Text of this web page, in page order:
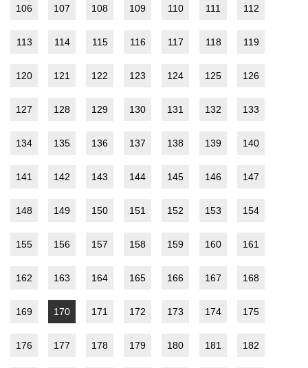
106 107 108 109 110 111 112
113 114 115 116 117 118 119
120 121 122 123 124 125 126
127 128 129 130 131 132 133
134 135 136 137 138 139 140
141 142 143 144 145 146 147
148 149 150 151 152 153 154
155 156 157 158 159 160 161
162 163 164 165 166 167 168
169 170 171 172 173 174 175
176 177 178 179 180 181 182